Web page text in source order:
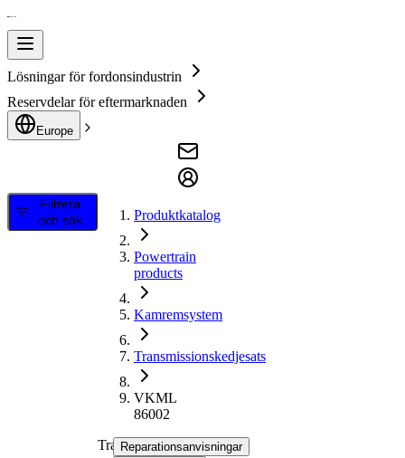
Lösningar för fordonsindustrin
Reservdelar för eftermarknaden
Europe
Filtrera
och sök
Produktkatalog
Powertrain
products
Kamremsystem
Transmissionskedjesats
VKML
86002
Transmissionskedjesats
Reparationsanvisningar